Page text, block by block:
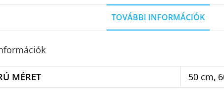
TOVÁBBI INFORMÁCIÓK
MÉRET 50 cm,